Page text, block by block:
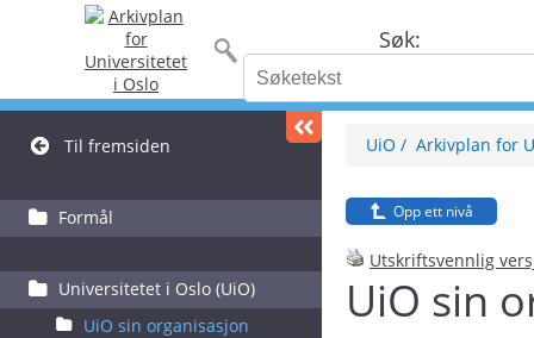
Søk:
Til fremsiden
Formål
Universitetet i Oslo (UiO)
UiO sin organisasjon
UiO Arkivplan for
Opp ett nivå
Utskriftsvennlig
UiO sin